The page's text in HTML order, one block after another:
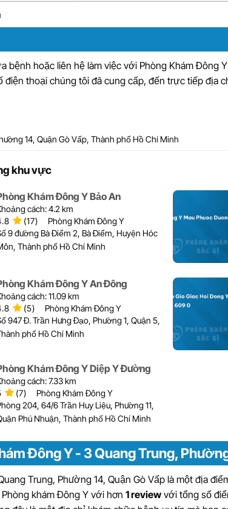
bệnh hoặc liên hệ làm việc với Phòng Khám Đông
điện thoại chúng tôi đã cung cấp, đến trực tiếp địa
14, Quận Gò Vấp, Thành phố Hồ Chí Minh
khu vực
Khám Đông Y Bảo An
cách: 4.2 km
(17)
Phòng Khám Đông Y
9 đường Bà Điểm 2, Bà Điểm, Huyện Hóc
Thành phố Hồ Chí Minh
Khám Đông Y An Đông
cách: 11.09 km
(5)
Phòng Khám Đông Y
947 Đ. Trần Hưng Đạo, Phường 1, Quận 5,
phố Hồ Chí Minh
Khám Đông Y Diệp Y Đường
cách: 7.33 km
(7)
Phòng Khám Đông Y
204, 64/6 Trần Huy Liệu, Phường 11,
Phú Nhuận, Thành phố Hồ Chí Minh
Đông Y - 3 Quang Trung,
Trung, Phường 14, Quận Gò Vấp là một địa
khám Đông Y với hơn 1 review với tổng số